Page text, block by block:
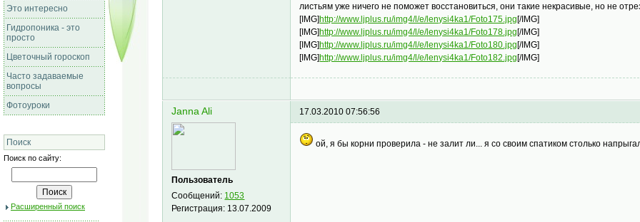
Это интересно
Гидропоника - это
просто
Цветочный гороскоп
Часто задаваемые
вопросы
Фотоуроки
Поиск
Поиск по сайту:
Расширенный поиск
листьям уже ничего не поможет восстановиться, они такие некрасивые, но не
[IMG]http://www.ljplus.ru/img4/l/e/lenysi4ka1/Foto175.jpg[/IMG]
[IMG]http://www.ljplus.ru/img4/l/e/lenysi4ka1/Foto178.jpg[/IMG]
[IMG]http://www.ljplus.ru/img4/l/e/lenysi4ka1/Foto180.jpg[/IMG]
[IMG]http://www.ljplus.ru/img4/l/e/lenysi4ka1/Foto182.jpg[/IMG]
Janna Ali
Пользователь
Сообщений: 1053
Регистрация: 13.07.2009
17.03.2010 07:56:56
ой, я бы корни проверила - не залит ли... я со своим спатиком столько